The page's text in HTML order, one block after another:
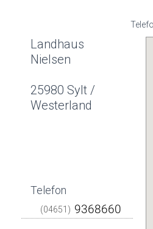
Landhaus
Nielsen
25980 Sylt /
Westerland
Telefon
(04651)